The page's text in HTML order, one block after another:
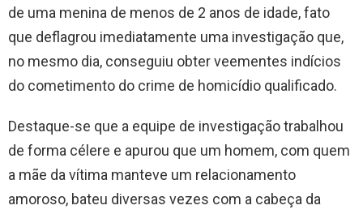
de uma menina de menos de 2 anos de idade, fato
que deflagrou imediatamente uma investigação que,
no mesmo dia, conseguiu obter veementes indícios
do cometimento do crime de homicídio qualificado.
Destaque-se que a equipe de investigação trabalhou
de forma célere e apurou que um homem, com quem
a mãe da vítima manteve um relacionamento
amoroso, bateu diversas vezes com a cabeça da